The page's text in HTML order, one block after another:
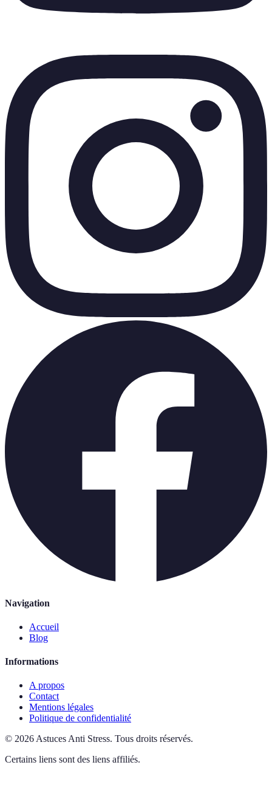
Navigation
Accueil
Blog
Informations
A propos
Contact
Mentions légales
Politique de confidentialité
© 2026Astuces Anti Stress. Tous droits réservés.
Certains liens sont des liens affiliés.